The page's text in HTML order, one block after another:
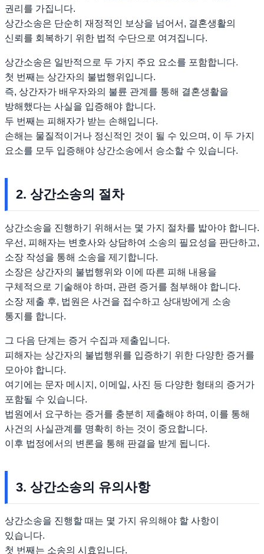
권리를 가집니다.
상간소송은 단순히 재정적인 보상을 넘어서, 결혼생활의
신뢰를 회복하기 위한 법적 수단으로 여겨집니다.
상간소송은 일반적으로 두 가지 주요 요소를 포함합니다.
첫 번째는 상간자의 불법행위입니다.
즉, 상간자가 배우자와의 불륜 관계를 통해 결혼생활을
방해했다는 사실을 입증해야 합니다.
두 번째는 피해자가 받는 손해입니다.
손해는 물질적이거나 정신적인 것이 될 수 있으며, 이 두 가지
요소를 모두 입증해야 상간소송에서 승소할 수 있습니다.
2. 상간소송의 절차
상간소송을 진행하기 위해서는 몇 가지 절차를 밟아야 합니다.
우선, 피해자는 변호사와 상담하여 소송의 필요성을 판단하고,
소장 작성을 통해 소송을 제기합니다.
소장은 상간자의 불법행위와 이에 따른 피해 내용을
구체적으로 기술해야 하며, 관련 증거를 첨부해야 합니다.
소장 제출 후, 법원은 사건을 접수하고 상대방에게 소송
통지를 합니다.
그 다음 단계는 증거 수집과 제출입니다.
피해자는 상간자의 불법행위를 입증하기 위한 다양한 증거를
모아야 합니다.
여기에는 문자 메시지, 이메일, 사진 등 다양한 형태의 증거가
포함될 수 있습니다.
법원에서 요구하는 증거를 충분히 제출해야 하며, 이를 통해
사건의 사실관계를 명확히 하는 것이 중요합니다.
이후 법정에서의 변론을 통해 판결을 받게 됩니다.
3. 상간소송의 유의사항
상간소송을 진행할 때는 몇 가지 유의해야 할 사항이
있습니다.
첫 번째는 소송의 시효입니다.